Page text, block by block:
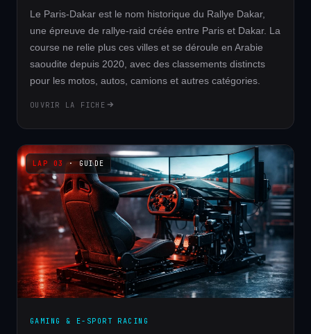
Le Paris-Dakar est le nom historique du Rallye Dakar,
une épreuve de rallye-raid créée entre Paris et Dakar. La
course ne relie plus ces villes et se déroule en Arabie
saoudite depuis 2020, avec des classements distincts
pour les motos, autos, camions et autres catégories.
OUVRIR LA FICHE
· GUIDE
GAMING & E-SPORT RACING